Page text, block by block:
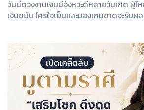
วันนี้ดวงงานเงินมีจังหวะดีหลายวันเกิด ผู้
เงินขยับ ใครใจเย็นและมองเกมขาดจะรับผ